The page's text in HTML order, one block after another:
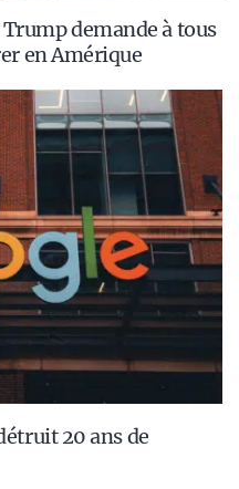
demande à tous
en Amérique
20 ans de